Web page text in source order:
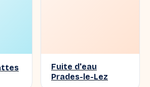
Fuite d'eau
Prades-le-Lez